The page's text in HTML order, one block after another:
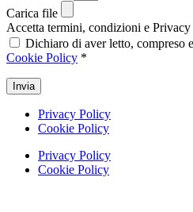
Carica file
Accetta termini, condizioni e
Dichiaro di aver letto, compreso
Cookie Policy *
Invia
Privacy Policy
Cookie Policy
Privacy Policy
Cookie Policy